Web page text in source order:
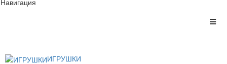
Навигация
ИГРУШКИ